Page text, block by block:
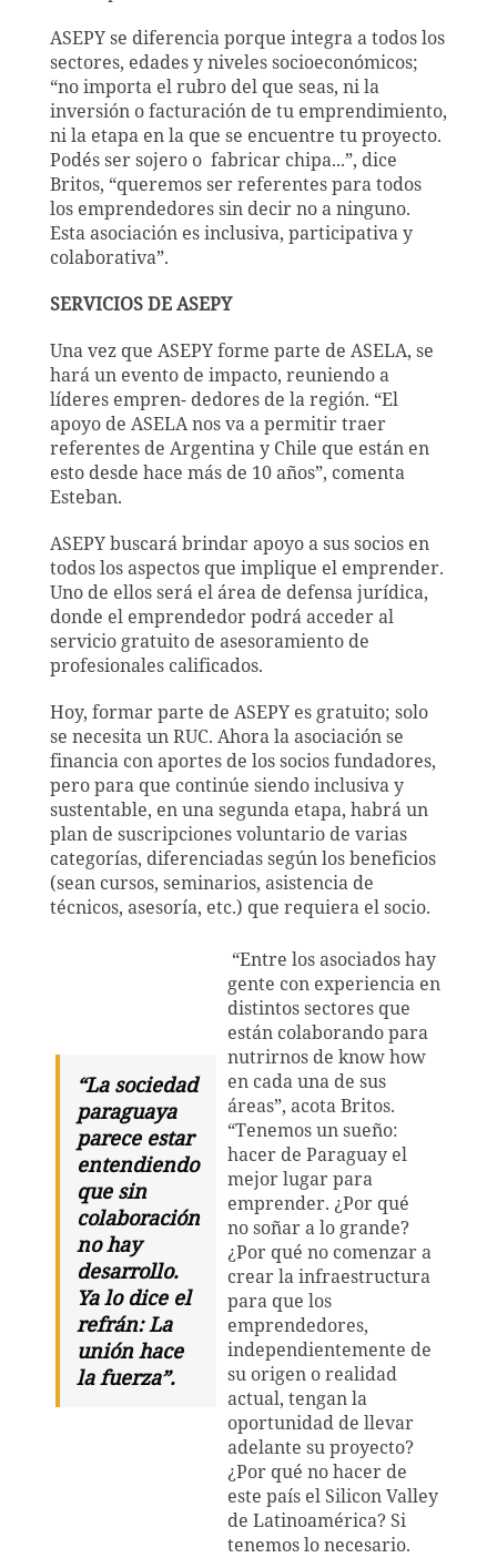
ASEPY se diferencia porque integra a todos los
sectores, edades y niveles socioeconómicos;
“no importa el rubro del que seas, ni la
inversión o facturación de tu emprendimiento,
ni la etapa en la que se encuentre tu proyecto.
Podés ser sojero o fabricar chipa...”, dice
Britos, “queremos ser referentes para todos
los emprendedores sin decir no a ninguno.
Esta asociación es inclusiva, participativa y
colaborativa”.
SERVICIOS DE ASEPY
Una vez que ASEPY forme parte de ASELA, se
hará un evento de impacto, reuniendo a
líderes empren- dedores de la región. “El
apoyo de ASELA nos va a permitir traer
referentes de Argentina y Chile que están en
esto desde hace más de 10 años”, comenta
Esteban.
ASEPY buscará brindar apoyo a sus socios en
todos los aspectos que implique el emprender.
Uno de ellos será el área de defensa jurídica,
donde el emprendedor podrá acceder al
servicio gratuito de asesoramiento de
profesionales calificados.
Hoy, formar parte de ASEPY es gratuito; solo
se necesita un RUC. Ahora la asociación se
financia con aportes de los socios fundadores,
pero para que continúe siendo inclusiva y
sustentable, en una segunda etapa, habrá un
plan de suscripciones voluntario de varias
categorías, diferenciadas según los beneficios
(sean cursos, seminarios, asistencia de
técnicos, asesoría, etc.) que requiera el socio.
“La sociedad
paraguaya
parece estar
entendiendo
que sin
colaboración
no hay
desarrollo.
Ya lo dice el
refrán: La
unión hace
la fuerza”.
“Entre los asociados hay
gente con experiencia en
distintos sectores que
están colaborando para
nutrirnos de know how
en cada una de sus
áreas”, acota Britos.
“Tenemos un sueño:
hacer de Paraguay el
mejor lugar para
emprender. ¿Por qué
no soñar a lo grande?
¿Por qué no comenzar a
crear la infraestructura
para que los
emprendedores,
independientemente de
su origen o realidad
actual, tengan la
oportunidad de llevar
adelante su proyecto?
¿Por qué no hacer de
este país el Silicon Valley
de Latinoamérica? Si
tenemos lo necesario.